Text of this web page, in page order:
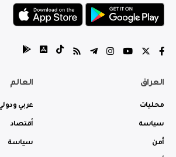
العراق
محليات
سياسة
أمن
العالم
عربي
أقتصاد
سياسة